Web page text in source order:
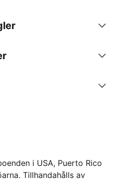
i USA, Puerto Rico
Tillhandahålls av